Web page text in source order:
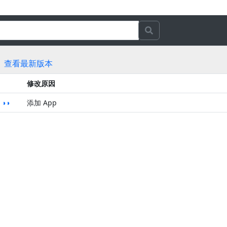
查看最新版本
修改原因
添加 App